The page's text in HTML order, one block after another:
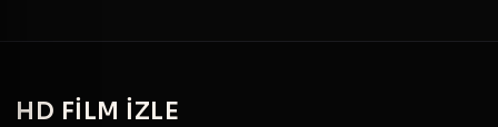
HD FILM IZLE